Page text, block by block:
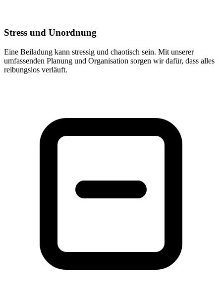
Stress und Unordnung
Eine Beiladung kann stressig und chaotisch sein. Mit unserer
umfassenden Planung und Organisation sorgen wir dafür, dass alles
reibungslos verläuft.